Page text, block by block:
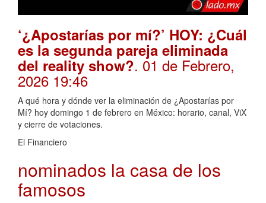
‘¿Apostarías por mí?’ HOY: ¿Cuál
es la segunda pareja eliminada
del reality show?. 01 de Febrero,
2026 19:46
A qué hora y dónde ver la eliminación de ¿Apostarías por
Mí? hoy domingo 1 de febrero en México: horario, canal, ViX
y cierre de votaciones.
El Financiero
nominados la casa de los
famosos